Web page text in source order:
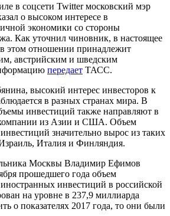
в соцсети Twitter московский мэр
о высоком интересе в
экономики со стороны
Как уточнил чиновник, в настоящее
в этом отношении принадлежит
австрийским и шведским
передает ТАСС.
высокий интерес инвесторов к
в разных странах мира. В
инвестиций также направляют в
из Азии и США. Объем
значительно вырос из таких
Италия и Финляндия.
Москвы Владимир Ефимов
прошедшего года объем
инвестиций в российской
на уровне в 237,9 миллиарда
о показателях 2017 года, то они были